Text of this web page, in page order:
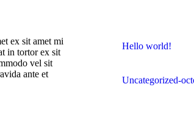
ex sit amet mi
in tortor ex sit
vel sit
ante et
Hello world!
Uncategorized